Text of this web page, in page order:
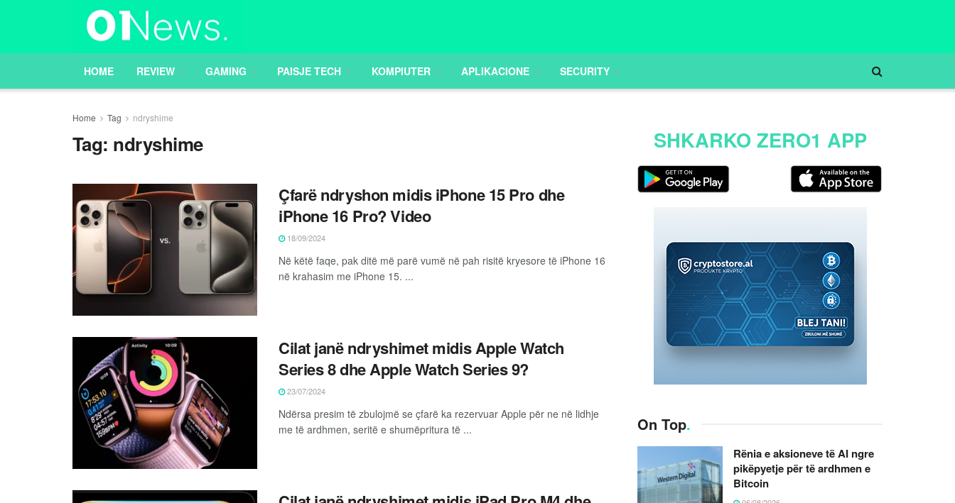
HOME REVIEW GAMING PAISJE TECH KOMPIUTER APLIKACIONE SECURITY
Home Tag ndryshime
Tag: ndryshime
Çfarë ndryshon midis iPhone 15 Pro dhe
iPhone 16 Pro? Video
18/09/2024
Në këtë faqe, pak ditë më parë vumë në pah risitë kryesore të iPhone 16
në krahasim me iPhone 15. ...
Cilat janë ndryshimet midis Apple Watch
Series 8 dhe Apple Watch Series 9?
23/07/2024
Ndërsa presim të zbulojmë se çfarë ka rezervuar Apple për ne në lidhje
me të ardhmen, seritë e shumëpritura të ...
SHKARKO ZERO1 APP
On Top.
Rënia e aksioneve të AI ngre
pikëpyetje për të ardhmen e
Bitcoin